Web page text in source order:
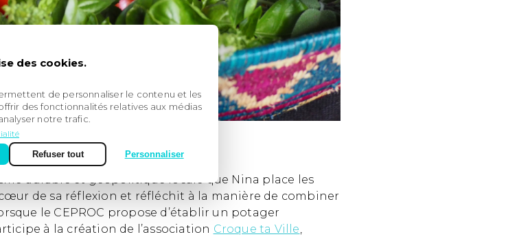
durable et géopolitique locale que Nina place les
de sa réflexion et réfléchit à la manière de combiner
le CEPROC propose d’établir un potager
à la création de l’association Croque ta Ville,
des cookies.
de personnaliser le contenu et les
des fonctionnalités relatives aux médias
notre trafic.
Refuser tout Personnaliser